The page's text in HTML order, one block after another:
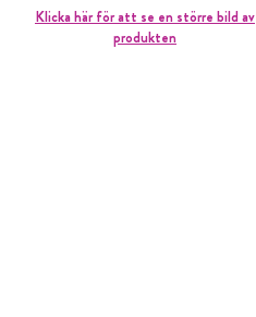
Klicka här för att se en större bild av
produkten